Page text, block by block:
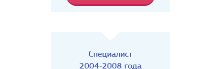
Специалист
2004-2008 года